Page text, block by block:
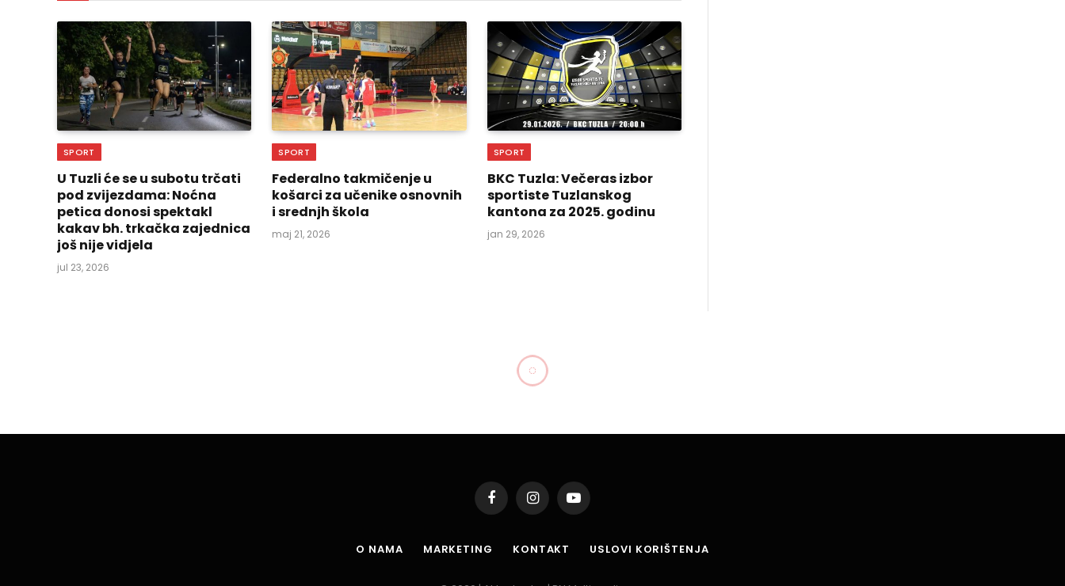
SPORT
U Tuzli će se u subotu trčati
pod zvijezdama: Noćna
petica donosi spektakl
kakav bh. trkačka zajednica
još nije vidjela
jul 23, 2026
SPORT
Federalno takmičenje u
košarci za učenike osnovnih
i srednjh škola
maj 21, 2026
SPORT
BKC Tuzla: Večeras izbor
sportiste Tuzlanskog
kantona za 2025. godinu
jan 29, 2026
Danas okupljanje nogometne reprezentacije
Podijeli